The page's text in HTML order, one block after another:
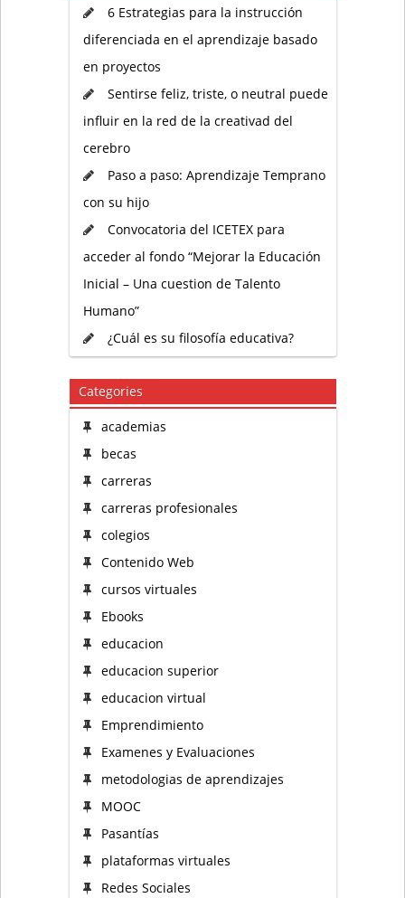
6 Estrategias para la instrucción
diferenciada en el aprendizaje basado
en proyectos
Sentirse feliz, triste, o neutral puede
influir en la red de la creativad del
cerebro
Paso a paso: Aprendizaje Temprano
con su hijo
Convocatoria del ICETEX para
acceder al fondo “Mejorar la Educación
Inicial – Una cuestion de Talento
Humano”
¿Cuál es su filosofía educativa?
Categories
academias
becas
carreras
carreras profesionales
colegios
Contenido Web
cursos virtuales
Ebooks
educacion
educacion superior
educacion virtual
Emprendimiento
Examenes y Evaluaciones
metodologias de aprendizajes
MOOC
Pasantías
plataformas virtuales
Redes Sociales